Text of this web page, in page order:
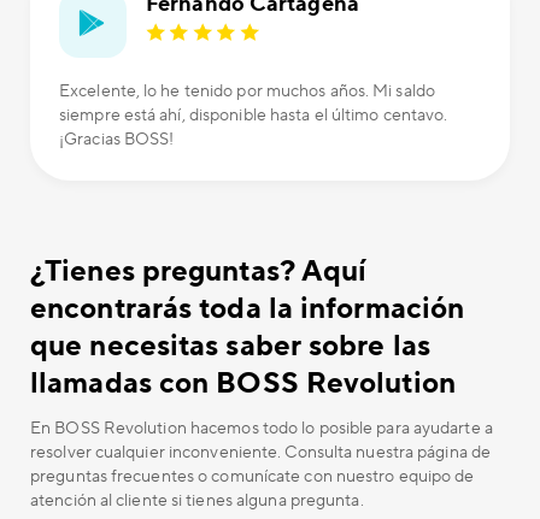
Excelente, lo he tenido por muchos años. Mi saldo
siempre está ahí, disponible hasta el último centavo.
¡Gracias BOSS!
¿Tienes preguntas? Aquí
encontrarás toda la información
que necesitas saber sobre las
llamadas con BOSS Revolution
En BOSS Revolution hacemos todo lo posible para ayudarte a
resolver cualquier inconveniente. Consulta nuestra página de
preguntas frecuentes o comunícate con nuestro equipo de
atención al cliente si tienes alguna pregunta.